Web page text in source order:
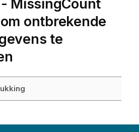
MissingCount
ontbrekende
te